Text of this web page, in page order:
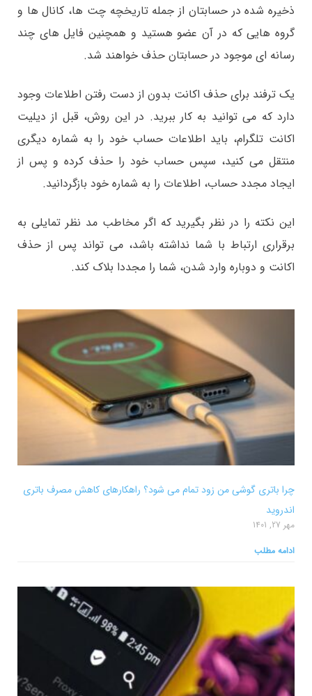
ذخیره شده در حسابتان از جمله تاریخچه چت ها، کانال ها و
گروه هایی که در آن عضو هستید و همچنین فایل های چند
رسانه ای موجود در حسابتان حذف خواهند شد.
یک ترفند برای حذف اکانت بدون از دست رفتن اطلاعات وجود
دارد که می توانید به کار ببرید. در این روش، قبل از دیلیت
اکانت تلگرام، باید اطلاعات حساب خود را به شماره دیگری
منتقل می کنید، سپس حساب خود را حذف کرده و پس از
ایجاد مجدد حساب، اطلاعات را به شماره خود بازگردانید.
این نکته را در نظر بگیرید که اگر مخاطب مد نظر تمایلی به
برقراری ارتباط با شما نداشته باشد، می تواند پس از حذف
اکانت و دوباره وارد شدن، شما را مجددا بلاک کند.
چرا باتری گوشی من زود تمام می شود؟ راهکارهای کاهش مصرف باتری
اندروید
مهر 27, 1401
ادامه مطلب